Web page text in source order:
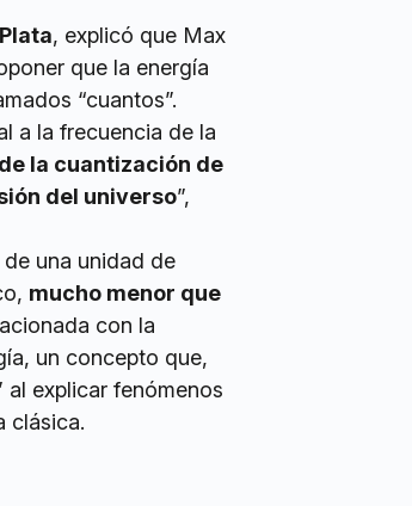
, explicó que Max
que la energía
“cuantos”.
a la frecuencia de la
la cuantización de
del universo”,
una unidad de
mucho menor que
con la
un concepto que,
al explicar fenómenos
clásica.